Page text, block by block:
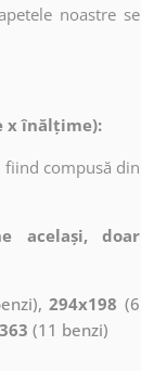
noastre se
x înălțime):
compusă din
același, doar
294x198 (6
(11 benzi)